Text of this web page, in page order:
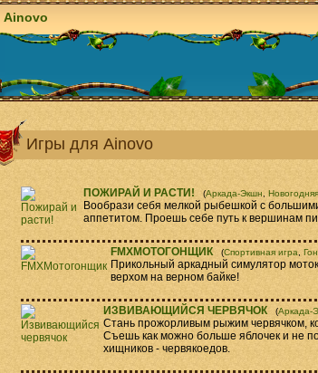
Ainovo
Игры для Ainovo
ПОЖИРАЙ И РАСТИ! (Аркада-Экшн
Вообрази себя мелкой рыбешкой с
аппетитом. Проешь себе путь к вершинам
FMXМОТОГОНЩИК
(Спортивная игра
Прикольный аркадный симулятор
верхом на верном байке!
ИЗВИВАЮЩИЙСЯ ЧЕРВЯЧОК
(Аркада-
Стань прожорливым рыжим червячком,
Съешь как можно больше яблочек и не
хищников - червякоедов.